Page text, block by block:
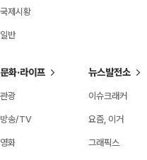
국제시황
일반
문화·라이프
관광
방송/TV
영화
뉴스발전소
이슈크래커
요즘, 이거
그래픽스